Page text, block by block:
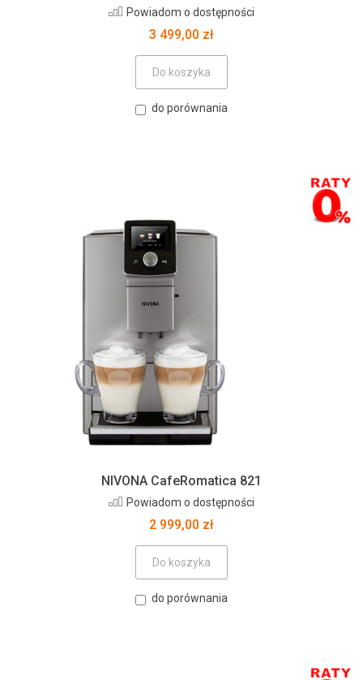
Powiadom o dostępności
3 499,00 zł
Do koszyka
do porównania
NIVONA CafeRomatica 821
Powiadom o dostępności
2 999,00 zł
Do koszyka
do porównania